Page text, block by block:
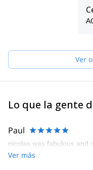
Yosemite, Indian Creek
And regarding ski
Ver
Lo que la gente
Paul
nicolas was fabulous and
Ver más